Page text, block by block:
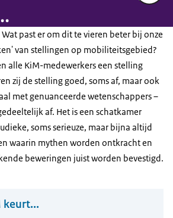
past er om dit te vieren beter bij onze
van stellingen op mobiliteitsgebied?
alle KiM-medewerkers een stelling
zij de stelling goed, soms af, maar ook
met genuanceerde wetenschappers –
af. Het is een schatkamer
soms serieuze, maar bijna altijd
waarin mythen worden ontkracht en
beweringen juist worden bevestigd.
keurt...